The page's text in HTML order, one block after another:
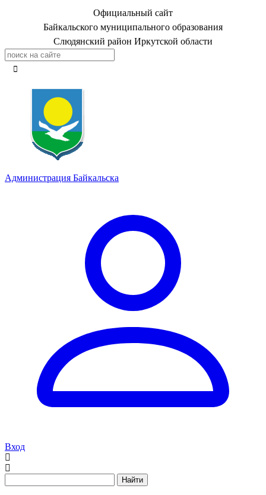
Официальный сайт
Байкальского муниципального образования
Слюдянский район Иркутской области
Администрация Байкальска
Вход
Найти